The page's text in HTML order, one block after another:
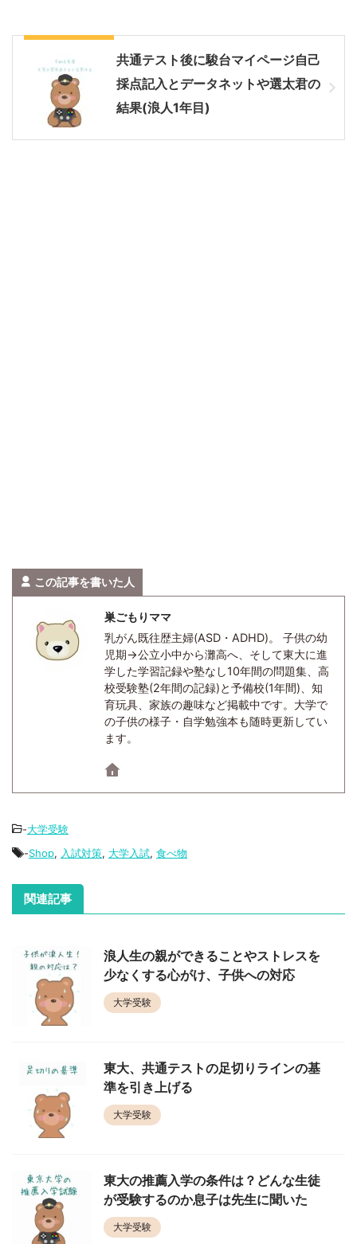
共通テスト後に駿台マイページ自己
採点記入とデータネットや選太君の
結果(浪人1年目)
この記事を書いた人
巣ごもりママ
乳がん既往歴主婦(ASD・ADHD)。 子供の幼
児期→公立小中から灘高へ、そして東大に進
学した学習記録や塾なし10年間の問題集、高
校受験塾(2年間の記録)と予備校(1年間)、知
育玩具、家族の趣味など掲載中です。大学で
の子供の様子・自学勉強本も随時更新してい
ます。
-大学受験
-Shop, 入試対策, 大学入試, 食べ物
関連記事
浪人生の親ができることやストレスを
少なくする心がけ、子供への対応
大学受験
東大、共通テストの足切りラインの基
準を引き上げる
大学受験
東大の推薦入学の条件は？どんな生徒
が受験するのか息子は先生に聞いた
大学受験